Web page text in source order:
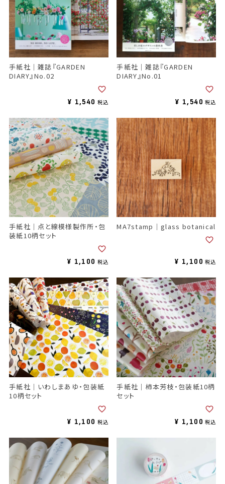
手紙社｜雑誌『GARDEN
DIARY』No.02
¥ 1,540 税込
手紙社｜雑誌『GARDEN
DIARY』No.01
¥ 1,540 税込
手紙社｜点と線模様製作所・包
装紙10柄セット
¥ 1,100 税込
MA7stamp｜glass botanical
¥ 1,100 税込
手紙社｜いわしまあゆ・包装紙
10柄セット
¥ 1,100 税込
手紙社｜柿本芳枝・包装紙10柄
セット
¥ 1,100 税込